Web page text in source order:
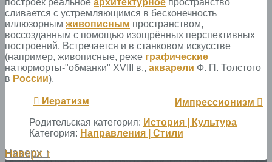
построек реальное архитектурное пространство
сливается с устремляющимся в бесконечность
иллюзорным живописным пространством,
воссозданным с помощью изощрённых перспективных
построений. Встречается и в станковом искусстве
(например, живописные, реже графические
натюрморты-"обманки" XVIII в., акварели Ф. П. Толстого
в России).
Иератизм
Импрессионизм
Родительская категория: История | Культура
Категория: Направления | Стили
Наверх ↑